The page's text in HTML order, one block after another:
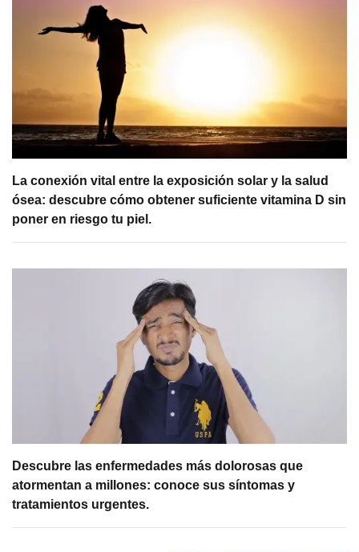
La conexión vital entre la exposición solar y la salud
ósea: descubre cómo obtener suficiente vitamina D sin
poner en riesgo tu piel.
Descubre las enfermedades más dolorosas que
atormentan a millones: conoce sus síntomas y
tratamientos urgentes.